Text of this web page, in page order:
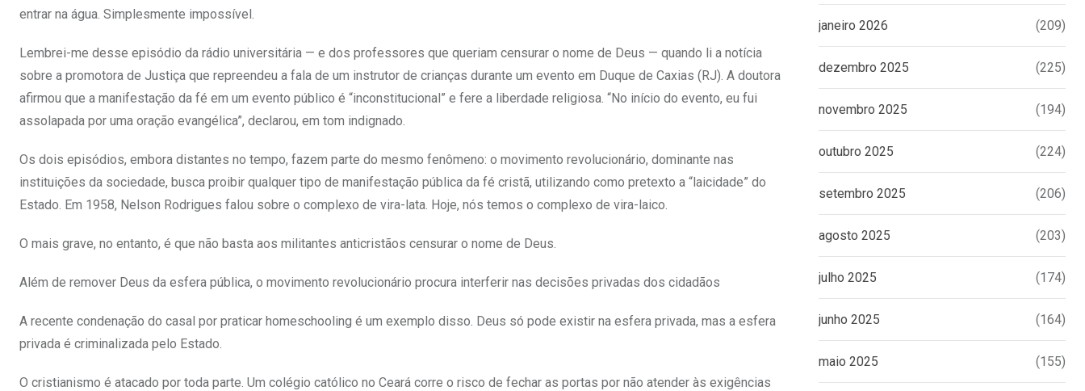
entrar na água. Simplesmente impossível.
Lembrei-me desse episódio da rádio universitária — e dos professores que queriam censurar o nome de Deus — quando li a notícia
sobre a promotora de Justiça que repreendeu a fala de um instrutor de crianças durante um evento em Duque de Caxias (RJ). A doutora
afirmou que a manifestação da fé em um evento público é “inconstitucional” e fere a liberdade religiosa. “No início do evento, eu fui
assolapada por uma oração evangélica”, declarou, em tom indignado.
Os dois episódios, embora distantes no tempo, fazem parte do mesmo fenômeno: o movimento revolucionário, dominante nas
instituições da sociedade, busca proibir qualquer tipo de manifestação pública da fé cristã, utilizando como pretexto a “laicidade” do
Estado. Em 1958, Nelson Rodrigues falou sobre o complexo de vira-lata. Hoje, nós temos o complexo de vira-laico.
O mais grave, no entanto, é que não basta aos militantes anticristãos censurar o nome de Deus.
Além de remover Deus da esfera pública, o movimento revolucionário procura interferir nas decisões privadas dos cidadãos
A recente condenação do casal por praticar homeschooling é um exemplo disso. Deus só pode existir na esfera privada, mas a esfera
privada é criminalizada pelo Estado.
O cristianismo é atacado por toda parte. Um colégio católico no Ceará corre o risco de fechar as portas por não atender às exigências
janeiro 2026 (209)
dezembro 2025 (225)
novembro 2025 (194)
outubro 2025 (224)
setembro 2025 (206)
agosto 2025 (203)
julho 2025 (174)
junho 2025 (164)
maio 2025 (155)